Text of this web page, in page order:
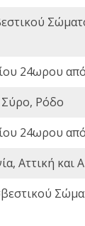
24ωρου
Σύρο, Ρόδο
24ωρου
Αττική και